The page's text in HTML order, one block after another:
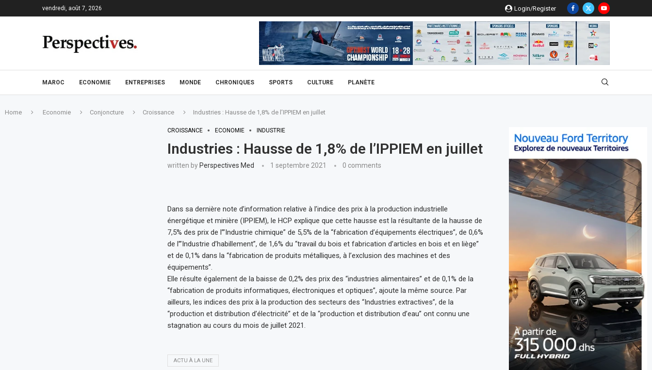
vendredi, août 7, 2026 Login/Register
MAROC ECONOMIE ENTREPRISES MONDE CHRONIQUES SPORTS CULTURE PLANÈTE
Home Economie Conjoncture Croissance Industries : Hausse de 1,8% de l’IPPIEM en juillet
CROISSANCE ECONOMIE INDUSTRIE
Industries : Hausse de 1,8% de l’IPPIEM en juillet
written by Perspectives Med 1 septembre 2021 0 comments
Dans sa dernière note d’information relative à l’indice des prix à la production industrielle
énergétique et minière (IPPIEM), le HCP explique que cette hausse est la résultante de la hausse de
7,5% des prix de l’”Industrie chimique” de 5,5% de la “fabrication d’équipements électriques”, de 0,6%
de l’”Industrie d’habillement”, de 1,6% du “travail du bois et fabrication d’articles en bois et en liège”
et de 0,1% dans la “fabrication de produits métalliques, à l’exclusion des machines et des
équipements”.
Elle résulte également de la baisse de 0,2% des prix des “industries alimentaires” et de 0,1% de la
“fabrication de produits informatiques, électroniques et optiques”, ajoute la même source. Par
ailleurs, les indices des prix à la production des secteurs des “Industries extractives”, de la
“production et distribution d’électricité” et de la “production et distribution d’eau” ont connu une
stagnation au cours du mois de juillet 2021.
ACTU À LA UNE